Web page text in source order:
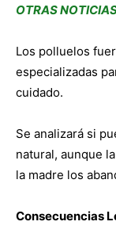
OTRAS
Los polluelos
especializadas
cuidado.
Se analizará si
natural, aunque
la madre los
Consecuencias